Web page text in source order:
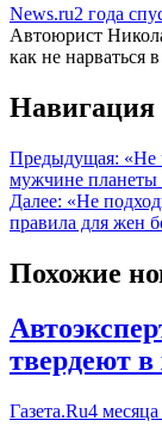
News.ru2 года
Автоюрист
как не
Навигация
Предыдущая: «Не
мужчине планеты
Далее: «Не
правила для жен
Похожие
твердеют в
Газета.Ru4 месяца